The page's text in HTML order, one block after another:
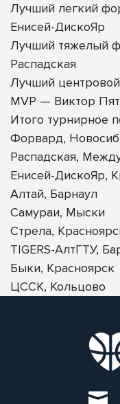
Лучший легкий
Енисей-ДискоЯр
Лучший тяжелый
Распадская
Лучший
MVP — Виктор
Итого турнирное
Форвард,
Распадская,
Енисей-ДискоЯр,
Алтай, Барнаул
Самураи, Мыски
Стрела,
TIGERS-АлтГТУ,
Быки, Красноярск
ЦССК, Кольцово